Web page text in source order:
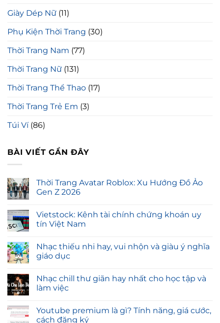
Giày Dép Nữ (11)
Phụ Kiện Thời Trang (30)
Thời Trang Nam (77)
Thời Trang Nữ (131)
Thời Trang Thể Thao (17)
Thời Trang Trẻ Em (3)
Túi Ví(86)
BÀI VIẾT GẦN ĐÂY
Thời Trang Avatar Roblox: Xu Hướng Đồ Ảo
Gen Z 2026
Vietstock: Kênh tài chính chứng khoán uy
tín Việt Nam
Nhạc thiếu nhi hay, vui nhộn và giàu ý nghĩa
giáo dục
Nhạc chill thư giãn hay nhất cho học tập và
làm việc
Youtube premium là gì? Tính năng, giá cước,
cách đăng ký